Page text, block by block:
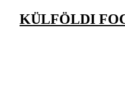
KÜLFÖLDI